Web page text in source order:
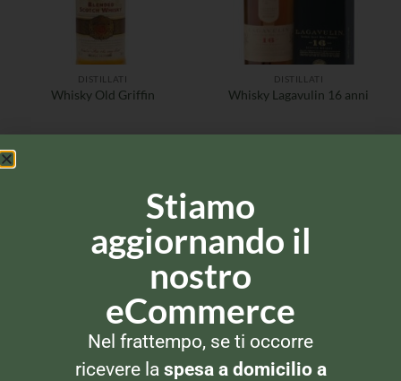
DISTILLATI
Whisky Old Griffin
DISTILLATI
Whisky Lagavulin 16 anni
DISTILLATI
Vodka Moskovskaya Whisky Oban
Stiamo
aggiornando il
nostro
eCommerce
Nel frattempo, se ti occorre
ricevere la spesa a domicilio a